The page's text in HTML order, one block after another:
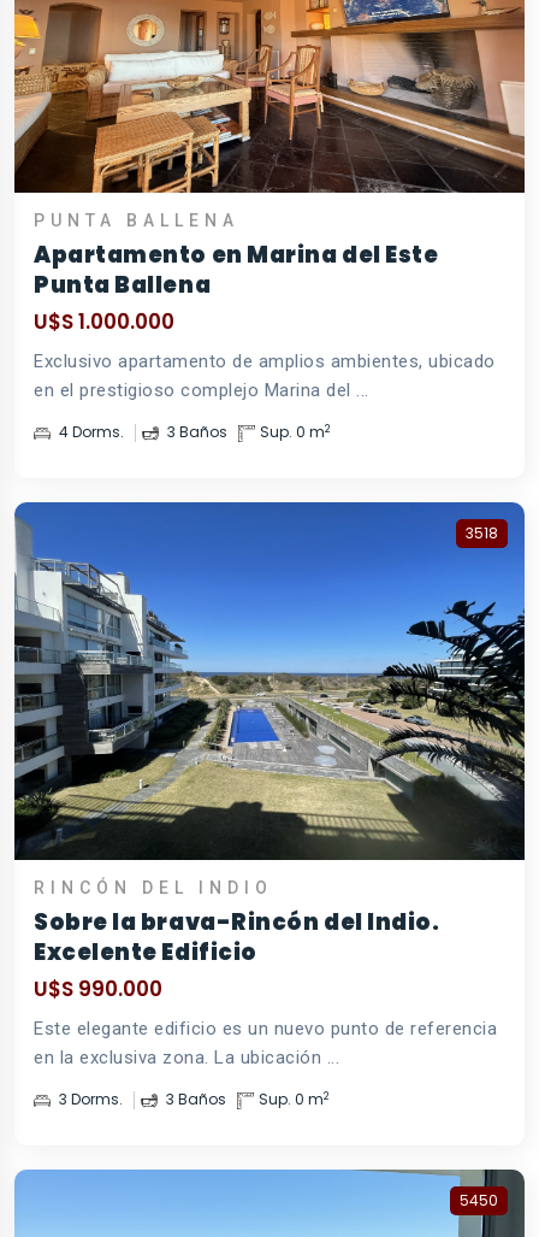
PUNTA BALLENA
Apartamento en Marina del Este
Punta Ballena
U$S 1.000.000
Exclusivo apartamento de amplios ambientes, ubicado
en el prestigioso complejo Marina del ...
4 Dorms. 3 Baños Sup. 0 m2
3518
RINCÓN DEL INDIO
Sobre la brava-Rincón del Indio.
Excelente Edificio
U$S 990.000
Este elegante edificio es un nuevo punto de referencia
en la exclusiva zona. La ubicación ...
3 Dorms. 3 Baños Sup. 0 m2
5450